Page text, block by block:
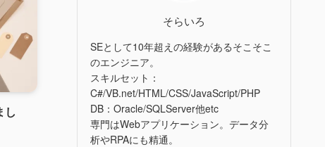
し
そらいろ
SEとして10年超えの経験があるそこそこ
のエンジニア。
スキルセット：
C#/VB.net/HTML/CSS/JavaScript/PHP
DB：Oracle/SQLServer他etc
専門はWebアプリケーション。データ分
析やRPAにも精通。